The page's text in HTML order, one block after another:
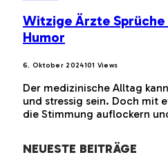
Witzige Ärzte
Humor
6. Oktober 2024101 Views
Der medizinische Alltag
und stressig sein. Doch mit
die Stimmung auflockern
NEUESTE BEITRÄGE